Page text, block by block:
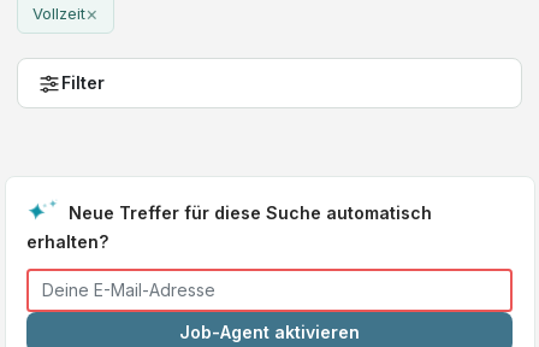
Vollzeit×
Filter
Neue Treffer für diese Suche automatisch
erhalten?
Job-Agent aktivieren